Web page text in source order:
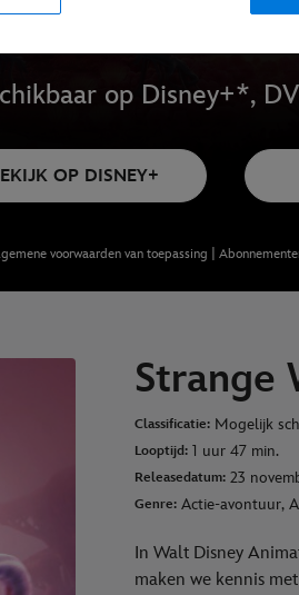
op Disney+*,
OP DISNEY+
voorwaarden van toepassing |
Strange
Classificatie: Mogelijk
Looptijd: 1 uur 47 min.
Releasedatum: 23
Genre: Actie-avontuur,
In Walt Disney
maken we kennis